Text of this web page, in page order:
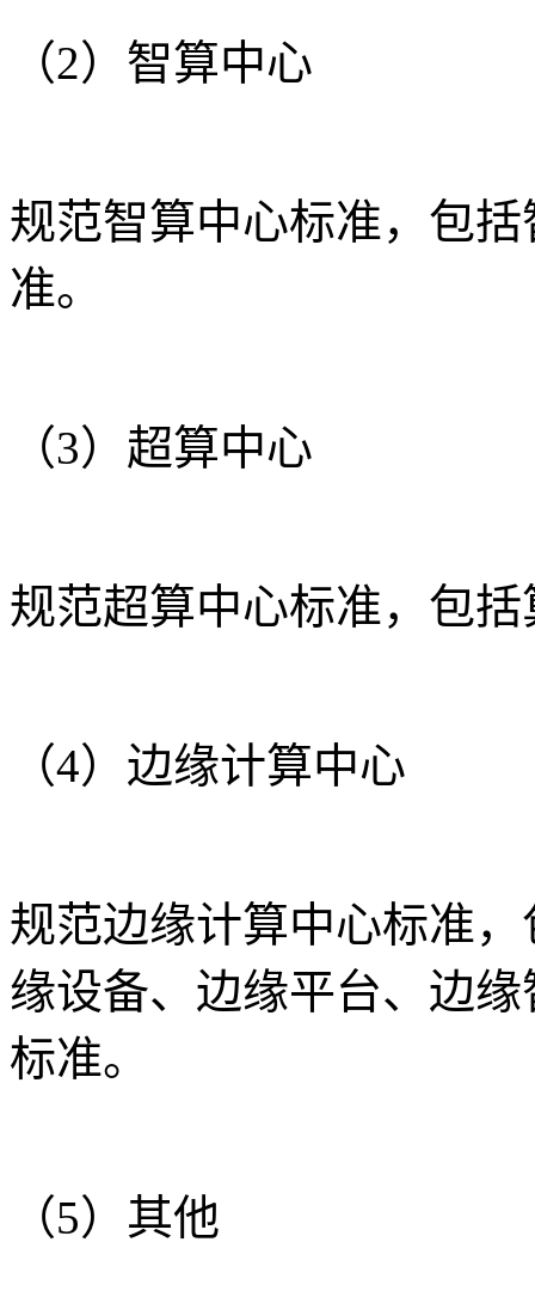
（2）智算中心
规范智算中心标准，包
准。
（3）超算中心
规范超算中心标准，包
（4）边缘计算中心
规范边缘计算中心标准
缘设备、边缘平台、边
标准。
（5）其他